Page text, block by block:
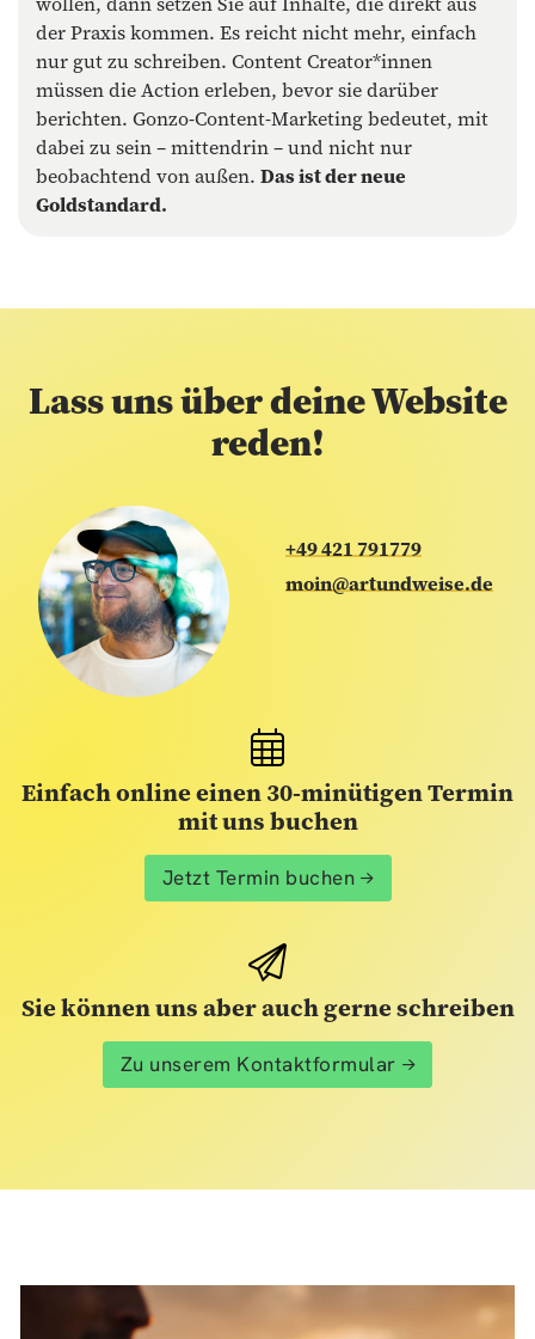
der Praxis kommen. Es reicht nicht mehr, einfach
nur gut zu schreiben. Content Creator*innen
müssen die Action erleben, bevor sie darüber
berichten. Gonzo-Content-Marketing bedeutet, mit
dabei zu sein – mittendrin – und nicht nur
beobachtend von außen. Das ist der neue
Goldstandard.
Lass uns über deine Website
reden!
+49 421 791779
moin@artundweise.de
Einfach online einen 30-minütigen Termin
mit uns buchen
Jetzt Termin buchen
Sie können uns aber auch gerne schreiben
Zu unserem Kontaktformular